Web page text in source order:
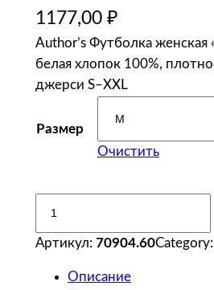
1177,00 ₽
Author’s Футболка
белая хлопок 100%,
джерси S–XXL
Размер
Очистить
л
Артикул: 70904.60Category:
Описание